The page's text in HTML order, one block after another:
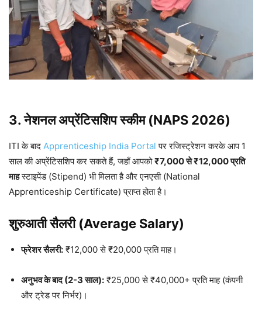
3. नेशनल अप्रेंटिसशिप स्कीम (NAPS 2026)
ITI के बाद Apprenticeship India Portal पर रजिस्ट्रेशन करके आप 1
साल की अप्रेंटिसशिप कर सकते हैं, जहाँ आपको₹7,000 से ₹12,000 प्रति
माहस्टाइपेंड (Stipend) भी मिलता है और एनएसी (National
Apprenticeship Certificate) प्राप्त होता है।
शुरुआती सैलरी (Average Salary)
फ्रेशर सैलरी: ₹12,000 से ₹20,000 प्रति माह।
अनुभव के बाद (2-3 साल): ₹25,000 से ₹40,000+ प्रति माह (कंपनी
और ट्रेड पर निर्भर)।